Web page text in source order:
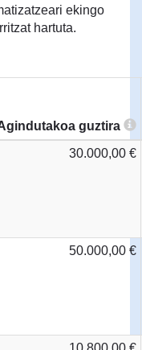
ekingo
hartuta.
guztira
30.000,00 €
50.000,00 €